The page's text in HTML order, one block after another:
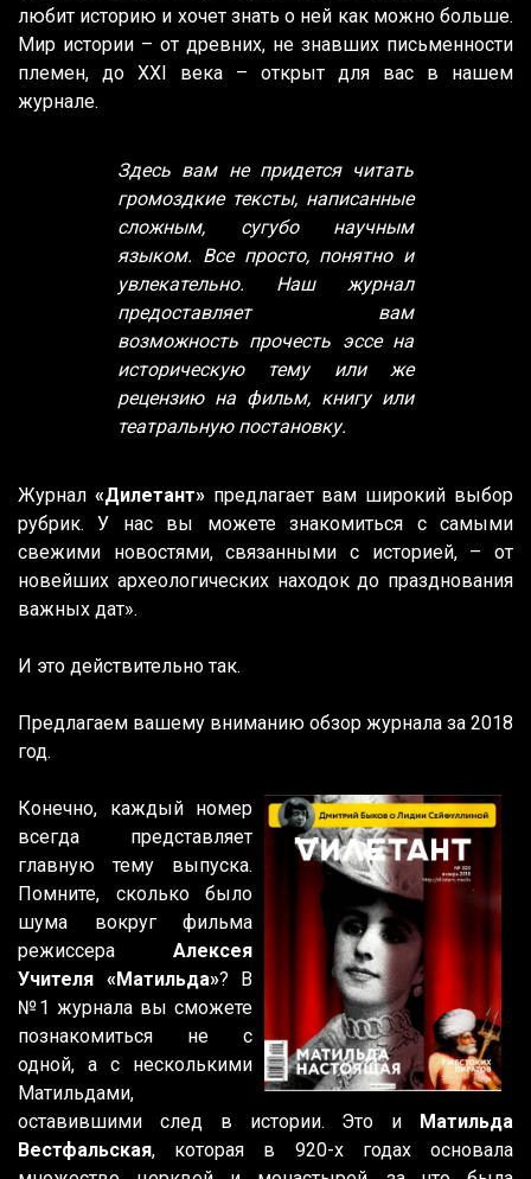
любит историю и хочет знать о ней как можно больше.
Мир истории – от древних, не знавших письменности
племен, до XXI века – открыт для вас в нашем
журнале.
Здесь вам не придется читать
громоздкие тексты, написанные
сложным, сугубо научным
языком. Все просто, понятно и
увлекательно. Наш журнал
предоставляет вам
возможность прочесть эссе на
историческую тему или же
рецензию на фильм, книгу или
театральную постановку.
Журнал «Дилетант»предлагает вам широкий выбор
рубрик. У нас вы можете знакомиться с самыми
свежими новостями, связанными с историей, – от
новейших археологических находок до празднования
важных дат».
И это действительно так.
Предлагаем вашему вниманию обзор журнала за 2018
год.
Конечно, каждый номер
всегда представляет
главную тему выпуска.
Помните, сколько было
шума вокруг фильма
режиссера Алексея
Учителя «Матильда»? В
№1 журнала вы сможете
познакомиться не с
одной, а с несколькими
Матильдами,
оставившими след в истории. Это и Матильда
Вестфальская, которая в 920-х годах основала